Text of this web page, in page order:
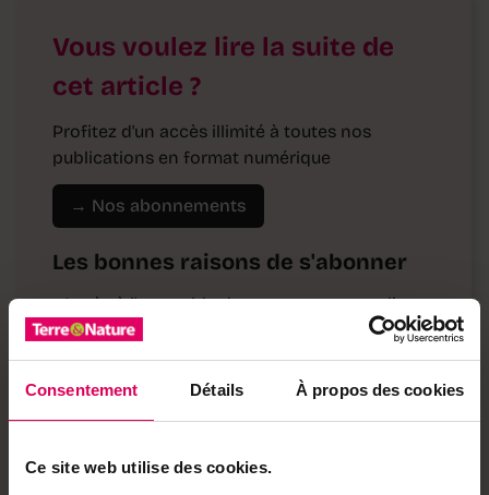
Consentement Détails À propos des cookies
Ce site web utilise des cookies.
Vous voulez lire la suite de
cet article ?
Profitez d'un accès illimité à toutes nos
publications en format numérique
→ Nos abonnements
Les bonnes raisons de s'abonner
· Accès à l'ensemble de nos contenus en ligne
· Accès à des articles et des podcasts exclusifs
· Accès à des avantages réservés à nos